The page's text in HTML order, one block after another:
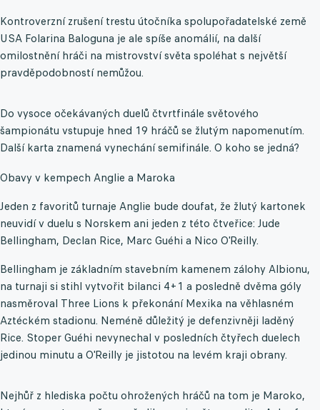
Kontroverzní zrušení trestu útočníka spolupořadatelské země
USA Folarina Baloguna je ale spíše anomálií, na další
omilostnění hráči na mistrovství světa spoléhat s největší
pravděpodobností nemůžou.
Do vysoce očekávaných duelů čtvrtfinále světového
šampionátu vstupuje hned 19 hráčů se žlutým napomenutím.
Další karta znamená vynechání semifinále. O koho se jedná?
Obavy v kempech Anglie a Maroka
Jeden z favoritů turnaje Anglie bude doufat, že žlutý kartonek
neuvidí v duelu s Norskem ani jeden z této čtveřice: Jude
Bellingham, Declan Rice, Marc Guéhi a Nico O'Reilly.
Bellingham je základním stavebním kamenem zálohy Albionu,
na turnaji si stihl vytvořit bilanci 4+1 a posledně dvěma góly
nasměroval Three Lions k překonání Mexika na věhlasném
Aztéckém stadionu. Neméně důležitý je defenzivněji laděný
Rice. Stoper Guéhi nevynechal v posledních čtyřech duelech
jedinou minutu a O'Reilly je jistotou na levém kraji obrany.
Nejhůř z hlediska počtu ohrožených hráčů na tom je Maroko,